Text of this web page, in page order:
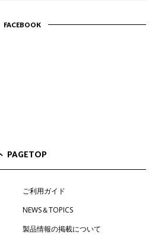
FACEBOOK
PAGETOP
ご利用ガイド
NEWS＆TOPICS
製品情報の掲載について